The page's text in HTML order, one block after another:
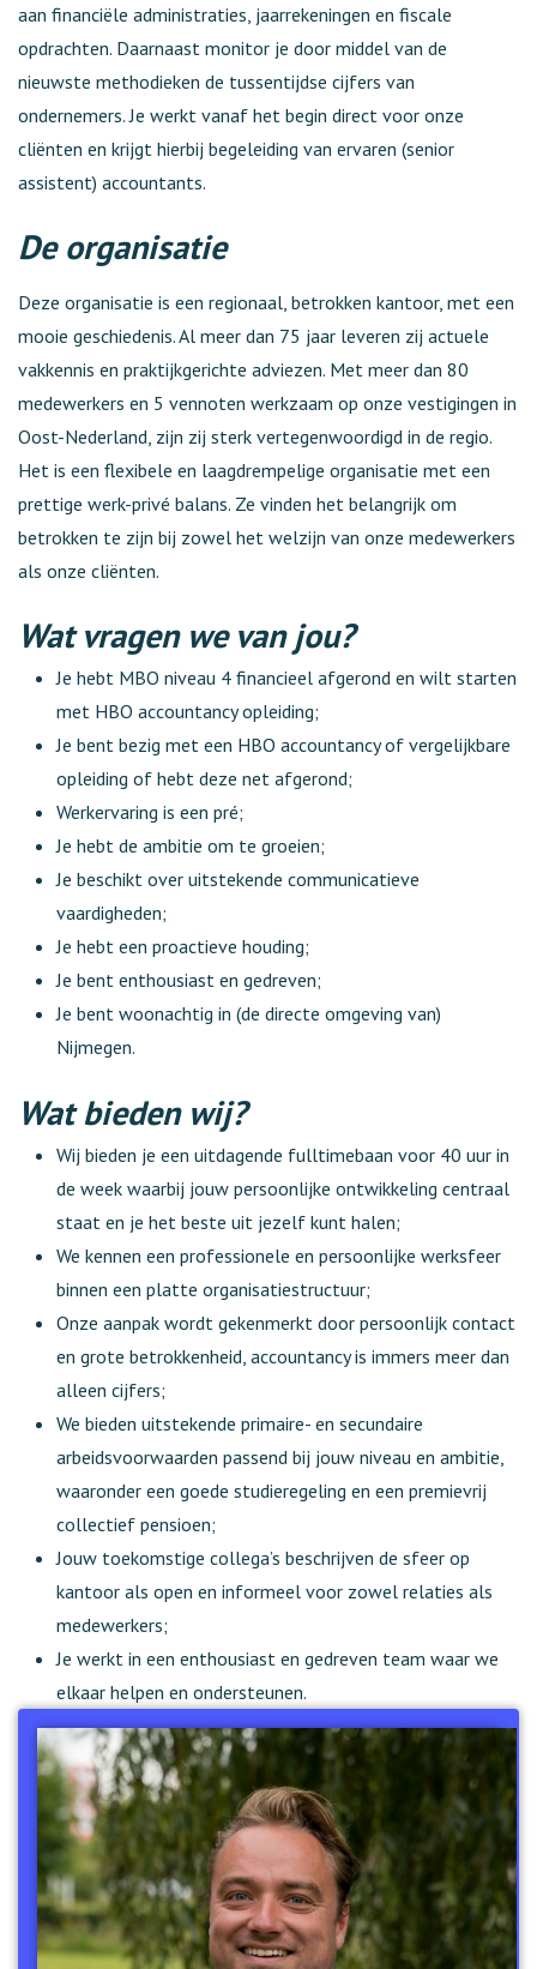
aan financiële administraties, jaarrekeningen en fiscale
opdrachten. Daarnaast monitor je door middel van de
nieuwste methodieken de tussentijdse cijfers van
ondernemers. Je werkt vanaf het begin direct voor onze
cliënten en krijgt hierbij begeleiding van ervaren (senior
assistent) accountants.
De organisatie
Deze organisatie is een regionaal, betrokken kantoor, met een
mooie geschiedenis. Al meer dan 75 jaar leveren zij actuele
vakkennis en praktijkgerichte adviezen. Met meer dan 80
medewerkers en 5 vennoten werkzaam op onze vestigingen in
Oost-Nederland, zijn zij sterk vertegenwoordigd in de regio.
Het is een flexibele en laagdrempelige organisatie met een
prettige werk-privé balans. Ze vinden het belangrijk om
betrokken te zijn bij zowel het welzijn van onze medewerkers
als onze cliënten.
Wat vragen we van jou?
Je hebt MBO niveau 4 financieel afgerond en wilt starten
met HBO accountancy opleiding;
Je bent bezig met een HBO accountancy of vergelijkbare
opleiding of hebt deze net afgerond;
Werkervaring is een pré;
Je hebt de ambitie om te groeien;
Je beschikt over uitstekende communicatieve
vaardigheden;
Je hebt een proactieve houding;
Je bent enthousiast en gedreven;
Je bent woonachtig in (de directe omgeving van)
Nijmegen.
Wat bieden wij?
Wij bieden je een uitdagende fulltimebaan voor 40 uur in
de week waarbij jouw persoonlijke ontwikkeling centraal
staat en je het beste uit jezelf kunt halen;
We kennen een professionele en persoonlijke werksfeer
binnen een platte organisatiestructuur;
Onze aanpak wordt gekenmerkt door persoonlijk contact
en grote betrokkenheid, accountancy is immers meer dan
alleen cijfers;
We bieden uitstekende primaire- en secundaire
arbeidsvoorwaarden passend bij jouw niveau en ambitie,
waaronder een goede studieregeling en een premievrij
collectief pensioen;
Jouw toekomstige collega’s beschrijven de sfeer op
kantoor als open en informeel voor zowel relaties als
medewerkers;
Je werkt in een enthousiast en gedreven team waar we
elkaar helpen en ondersteunen.